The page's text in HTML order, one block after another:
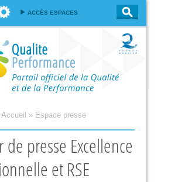
ACCÈS ESPACES
Accueil » Espace presse
et RSE